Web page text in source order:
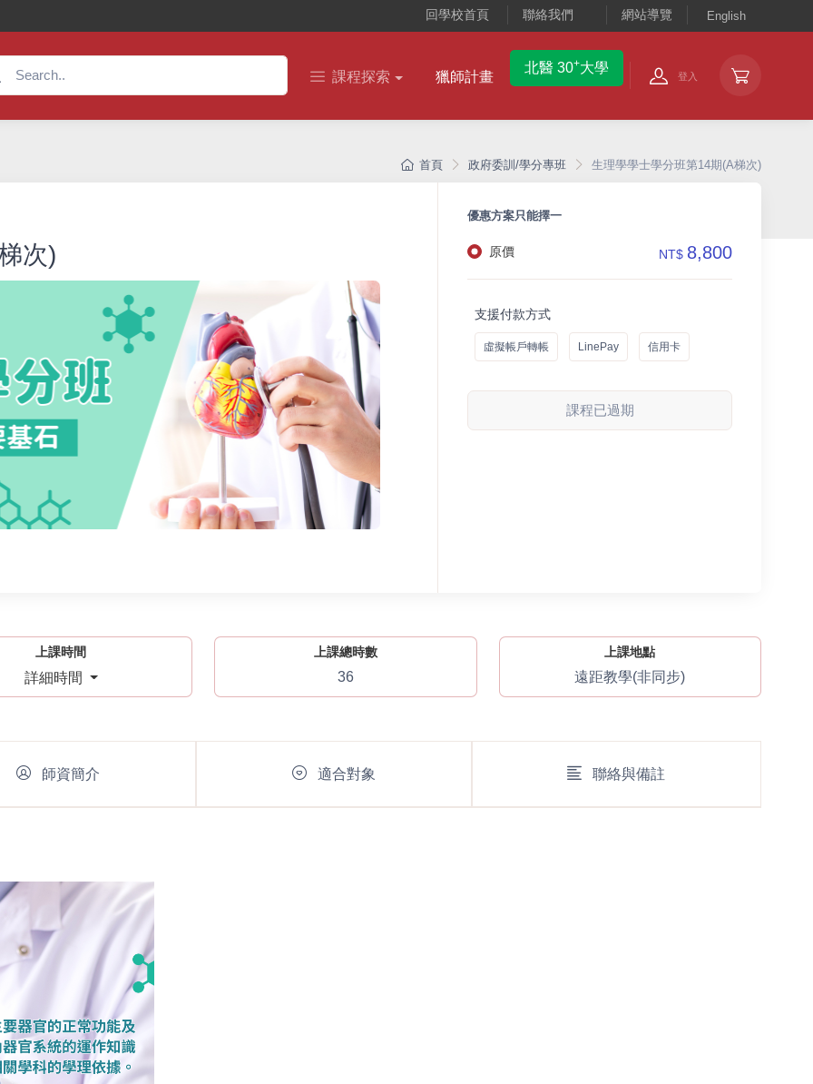
回學校首頁 聯絡我們 網站導覽 English
課程探索 獵師計畫
北醫 30+大學
登入
首頁 政府委訓/學分專班 生理學學士學分班第14期(A梯次)
次)
優惠方案只能擇一
原價 NT$ 8,800
支援付款方式
虛擬帳戶轉帳 LinePay 信用卡
課程已過期
上課時間
詳細時間
上課總時數
36
上課地點
遠距教學(非同步)
師資簡介 適合對象 聯絡與備註